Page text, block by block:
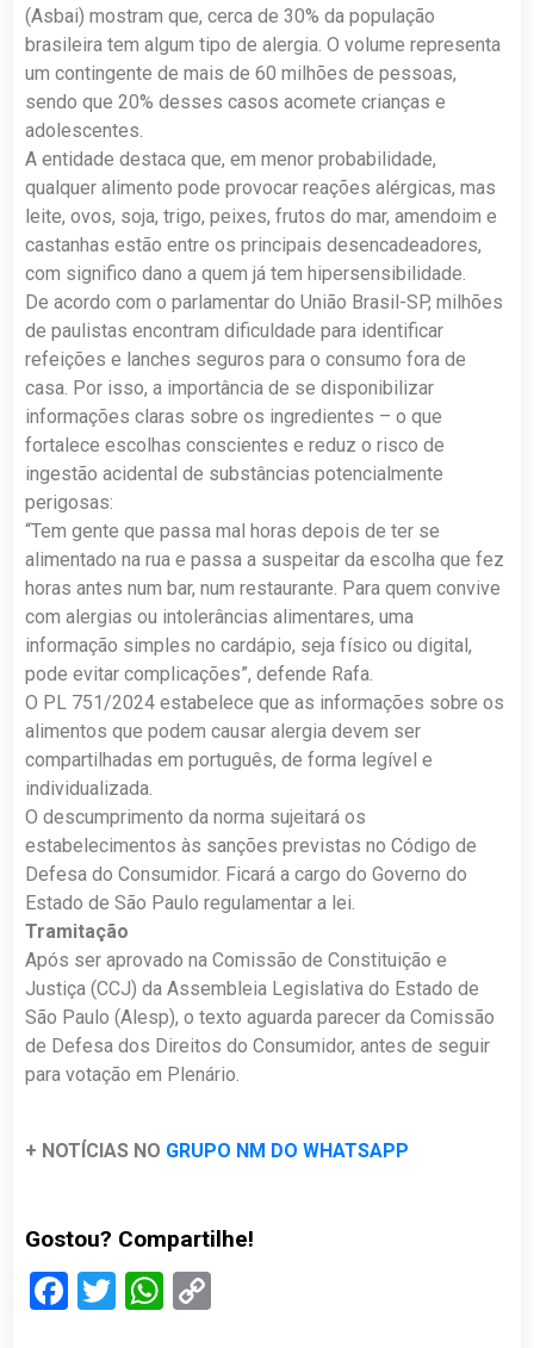
(Asbai) mostram que, cerca de 30% da população
brasileira tem algum tipo de alergia. O volume representa
um contingente de mais de 60 milhões de pessoas,
sendo que 20% desses casos acomete crianças e
adolescentes.
A entidade destaca que, em menor probabilidade,
qualquer alimento pode provocar reações alérgicas, mas
leite, ovos, soja, trigo, peixes, frutos do mar, amendoim e
castanhas estão entre os principais desencadeadores,
com significo dano a quem já tem hipersensibilidade.
De acordo com o parlamentar do União Brasil-SP, milhões
de paulistas encontram dificuldade para identificar
refeições e lanches seguros para o consumo fora de
casa. Por isso, a importância de se disponibilizar
informações claras sobre os ingredientes – o que
fortalece escolhas conscientes e reduz o risco de
ingestão acidental de substâncias potencialmente
perigosas:
“Tem gente que passa mal horas depois de ter se
alimentado na rua e passa a suspeitar da escolha que fez
horas antes num bar, num restaurante. Para quem convive
com alergias ou intolerâncias alimentares, uma
informação simples no cardápio, seja físico ou digital,
pode evitar complicações”, defende Rafa.
O PL 751/2024 estabelece que as informações sobre os
alimentos que podem causar alergia devem ser
compartilhadas em português, de forma legível e
individualizada.
O descumprimento da norma sujeitará os
estabelecimentos às sanções previstas no Código de
Defesa do Consumidor. Ficará a cargo do Governo do
Estado de São Paulo regulamentar a lei.
Tramitação
Após ser aprovado na Comissão de Constituição e
Justiça (CCJ) da Assembleia Legislativa do Estado de
São Paulo (Alesp), o texto aguarda parecer da Comissão
de Defesa dos Direitos do Consumidor, antes de seguir
para votação em Plenário.
+ NOTÍCIAS NO GRUPO NM DO WHATSAPP
Gostou? Compartilhe!
Facebook
TwitterWhatsApp